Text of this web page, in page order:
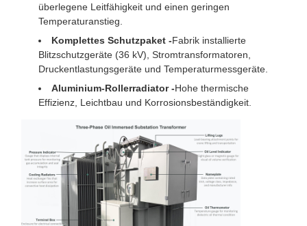
überlegene Leitfähigkeit und einen geringen
Temperaturanstieg.
Komplettes Schutzpaket -Fabrik installierte
Blitzschutzgeräte (36 kV), Stromtransformatoren,
Druckentlastungsgeräte und Temperaturmessgeräte.
Aluminium-Rollerradiator -Hohe thermische
Effizienz, Leichtbau und Korrosionsbeständigkeit.